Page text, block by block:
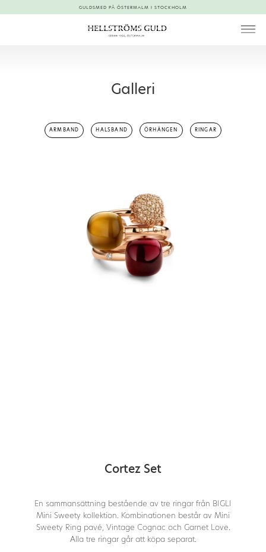
GULDSMED PÅ ÖSTERMALM I STOCKHOLM
Galleri
ARMBAND HALSBAND ÖRHÄNGEN RINGAR
Cortez Set
En sammansättning bestående av tre ringar från BIGLI
Mini Sweety kollektion. Kombinationen består av Mini
Sweety Ring pavé, Vintage Cognac och Garnet Love.
Alla tre ringar går att köpa separat.